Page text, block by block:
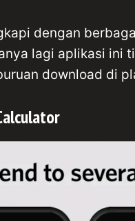
dengan
lagi aplikasi ini
download di